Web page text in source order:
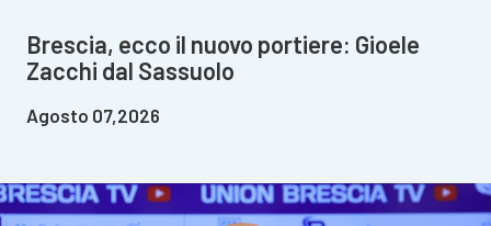
Brescia, ecco il nuovo portiere: Gioele
Zacchi dal Sassuolo
Agosto 07,2026